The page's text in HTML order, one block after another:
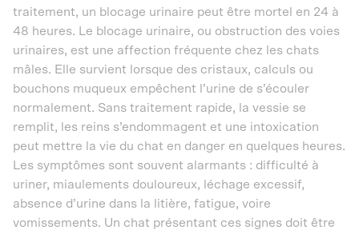
traitement, un blocage urinaire peut être mortel en 24 à
48 heures. Le blocage urinaire, ou obstruction des voies
urinaires, est une affection fréquente chez les chats
mâles. Elle survient lorsque des cristaux, calculs ou
bouchons muqueux empêchent l’urine de s’écouler
normalement. Sans traitement rapide, la vessie se
remplit, les reins s’endommagent et une intoxication
peut mettre la vie du chat en danger en quelques heures.
Les symptômes sont souvent alarmants : difficulté à
uriner, miaulements douloureux, léchage excessif,
absence d’urine dans la litière, fatigue, voire
vomissements. Un chat présentant ces signes doit être